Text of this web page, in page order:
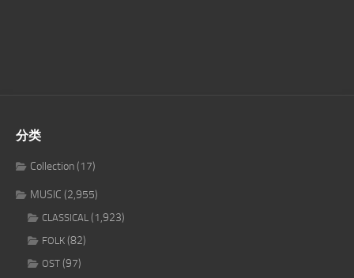
分类
Collection(17)
MUSIC (2,955)
CLASSICAL (1,923)
FOLK (82)
OST (97)